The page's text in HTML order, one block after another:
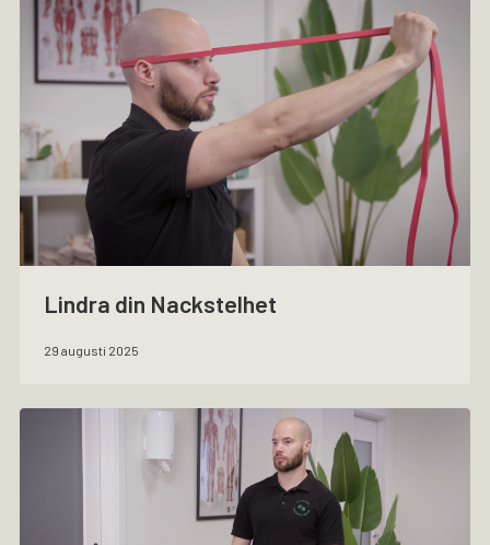
Lindra din Nackstelhet
29 augusti 2025